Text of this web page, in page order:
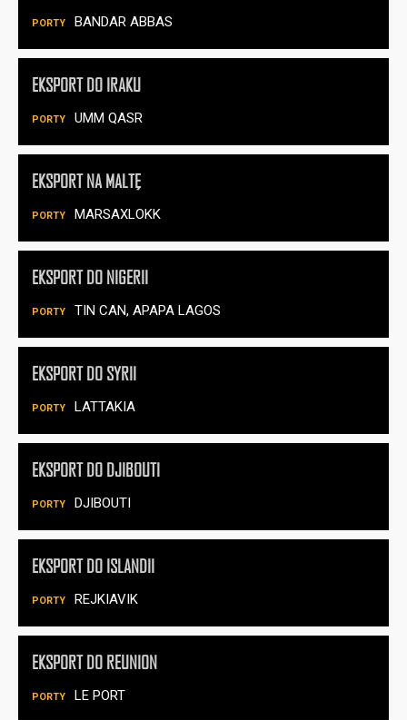
BANDAR ABBAS
EKSPORT DO IRAKU
UMM QASR
EKSPORT NA MALTĘ
MARSAXLOKK
EKSPORT DO NIGERII
TIN CAN, APAPA LAGOS
EKSPORT DO SYRII
LATTAKIA
EKSPORT DO DJIBOUTI
DJIBOUTI
EKSPORT DO ISLANDII
REJKIAVIK
EKSPORT DO REUNION
LE PORT